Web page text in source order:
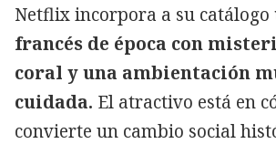
Netflix incorpora a su catálogo
francés de época con
coral y una ambientación
cuidada. El atractivo está en
convierte un cambio social